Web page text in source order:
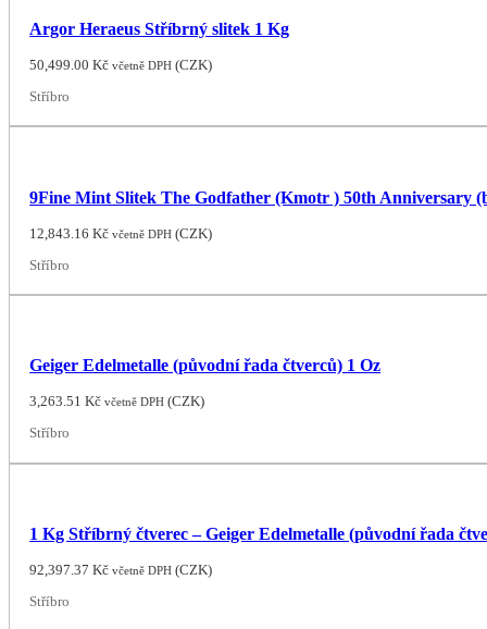
Argor Heraeus Stříbrný slitek 1 Kg
50,499.00Kč včetně DPH (CZK)
Stříbro
9Fine Mint Slitek The Godfather (Kmotr ) 50th Anniversary
12,843.16Kč včetně DPH (CZK)
Stříbro
Geiger Edelmetalle (původní řada čtverců) 1 Oz
3,263.51Kč včetně DPH (CZK)
Stříbro
1 Kg Stříbrný čtverec – Geiger Edelmetalle (původní řada
92,397.37Kč včetně DPH (CZK)
Stříbro